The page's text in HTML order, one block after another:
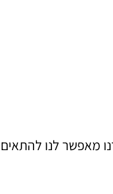
מאפשר לנו